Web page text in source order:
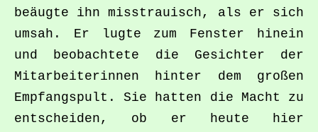
beäugte ihn misstrauisch, als er sich
umsah. Er lugte zum Fenster hinein
und beobachtete die Gesichter der
Mitarbeiterinnen hinter dem großen
Empfangspult. Sie hatten die Macht zu
entscheiden, ob er heute hier